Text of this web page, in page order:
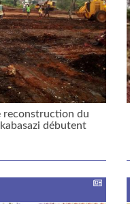
reconstruction du
débutent